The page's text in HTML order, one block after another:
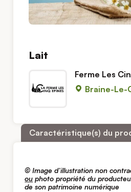
Lait
Ferme Les
Braine-Le-
Caractéristique(s) du
© Image d’illustration non
ou photo propriété du
de son patrimoine numérique